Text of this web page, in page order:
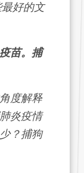
好的文
苗。捕
度解释
炎疫情
？捕狗